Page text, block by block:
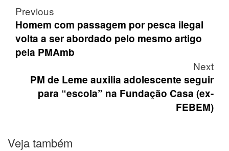
Post
navigation
Previous
Homem com passagem por pesca ilegal
volta a ser abordado pelo mesmo artigo
pela PMAmb
Next
PM de Leme auxilia adolescente seguir
para “escola” na Fundação Casa (ex-
FEBEM)
Veja também